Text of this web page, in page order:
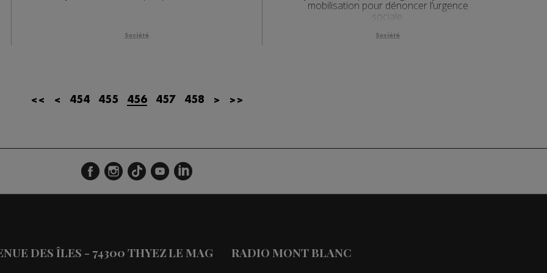
Société
mobilisation pour dénoncer l’urgence
sociale.
Société
<< < 454 455 456 457 458 > >>
DES ÎLES - 74300 THYEZLE MAG RADIO MONT BLANC